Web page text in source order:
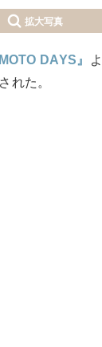
拡大写真
DAYS』
れた。